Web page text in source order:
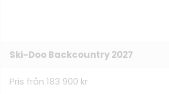
Ski-Doo Backcountry 2027
Pris från 183 900 kr